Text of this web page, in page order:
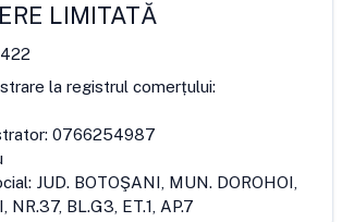
LIMITATĂ
la registrul comerțului:
0766254987
JUD. BOTOŞANI, MUN. DOROHOI,
NR.37, BL.G3, ET.1, AP.7